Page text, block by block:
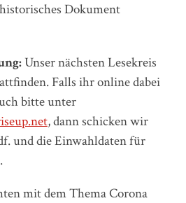
Dokument
Unser nächsten Lesekreis
Falls ihr online dabei
bitte unter
, dann schicken wir
und die Einwahldaten für
mit dem Thema Corona